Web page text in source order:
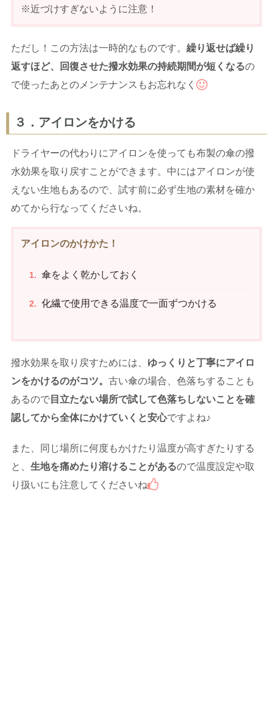
※近づけすぎないように注意！
ただし！この方法は一時的なものです。 繰り返せば繰り
返すほど、回復させた撥水効果の持続期間が短くなるの
で使ったあとのメンテナンスもお忘れなく
３．アイロンをかける
ドライヤーの代わりにアイロンを使っても布製の傘の撥
水効果を取り戻すことができます。中にはアイロンが使
えない生地もあるので、試す前に必ず生地の素材を確か
めてから行なってくださいね。
アイロンのかけかた！
傘をよく乾かしておく
化繊で使用できる温度で一面ずつかける
撥水効果を取り戻すためには、 ゆっくりと丁寧にアイロ
ンをかけるのがコツ。 古い傘の場合、色落ちすることも
あるので 目立たない場所で試して色落ちしないことを確
認してから全体にかけていくと安心ですよね♪
また、同じ場所に何度もかけたり温度が高すぎたりする
と、 生地を痛めたり溶けることがあるので温度設定や取
り扱いにも注意してくださいね